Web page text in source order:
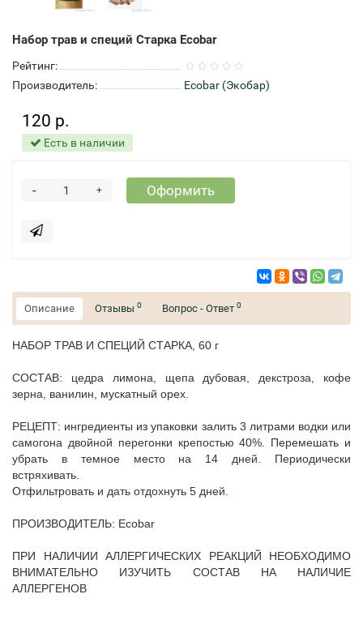
Набор трав и специй Старка Ecobar
Рейтинг:
Производитель:
Ecobar (Экобар)
120 р.
Есть в наличии
+
- Оформить
Описание Отзывы 0 Вопрос - Ответ 0
НАБОР ТРАВ И СПЕЦИЙ СТАРКА, 60 г
СОСТАВ: цедра лимона, щепа дубовая, декстроза, кофе
зерна, ванилин, мускатный орех.
РЕЦЕПТ: ингредиенты из упаковки залить 3 литрами водки или
самогона двойной перегонки крепостью 40%. Перемешать и
убрать в темное место на 14 дней. Периодически
встряхивать.
Отфильтровать и дать отдохнуть 5 дней.
ПРОИЗВОДИТЕЛЬ: Ecobar
ПРИ НАЛИЧИИ АЛЛЕРГИЧЕСКИХ РЕАКЦИЙ НЕОБХОДИМО
ВНИМАТЕЛЬНО ИЗУЧИТЬ СОСТАВ НА НАЛИЧИЕ
АЛЛЕРГЕНОВ